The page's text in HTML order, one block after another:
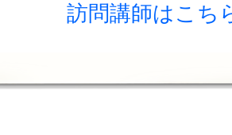
訪問講師はこち